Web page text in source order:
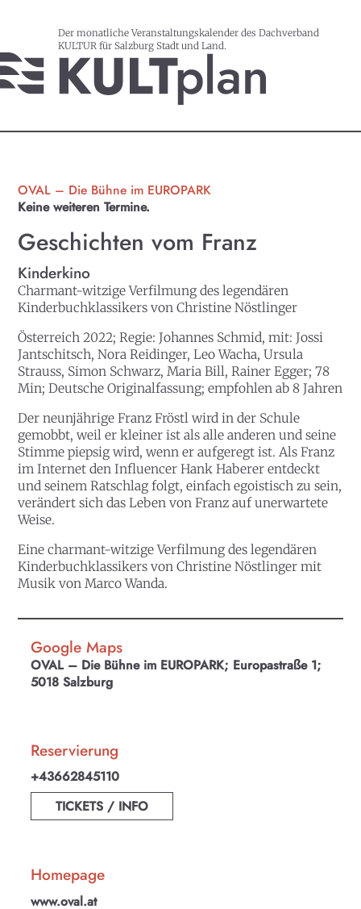
Der monatliche Veranstaltungskalender des Dachverband
KULTUR für Salzburg Stadt und Land.
OVAL – Die Bühne im EUROPARK
Keine weiteren Termine.
Geschichten vom Franz
Kinderkino
Charmant-witzige Verfilmung des legendären
Kinderbuchklassikers von Christine Nöstlinger
Österreich 2022; Regie: Johannes Schmid, mit: Jossi
Jantschitsch, Nora Reidinger, Leo Wacha, Ursula
Strauss, Simon Schwarz, Maria Bill, Rainer Egger; 78
Min; Deutsche Originalfassung; empfohlen ab 8 Jahren
Der neunjährige Franz Fröstl wird in der Schule
gemobbt, weil er kleiner ist als alle anderen und seine
Stimme piepsig wird, wenn er aufgeregt ist. Als Franz
im Internet den Influencer Hank Haberer entdeckt
und seinem Ratschlag folgt, einfach egoistisch zu sein,
verändert sich das Leben von Franz auf unerwartete
Weise.
Eine charmant-witzige Verfilmung des legendären
Kinderbuchklassikers von Christine Nöstlinger mit
Musik von Marco Wanda.
Google Maps
OVAL – Die Bühne im EUROPARK; Europastraße 1;
5018 Salzburg
Reservierung
+43662845110
TICKETS / INFO
Homepage
www.oval.at